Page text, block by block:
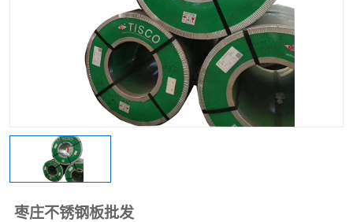
枣庄不锈钢板批发